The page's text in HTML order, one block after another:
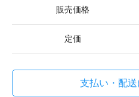
販売価格
定価
支払い・配送